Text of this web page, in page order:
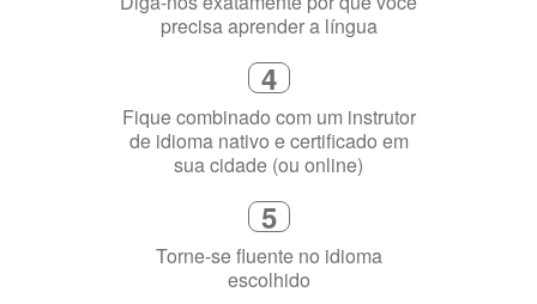
Fique combinado com um instrutor
de idioma nativo e certificado em
sua cidade (ou online)
5
Torne-se fluente no idioma
escolhido